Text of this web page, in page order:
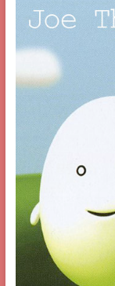
reptilien.